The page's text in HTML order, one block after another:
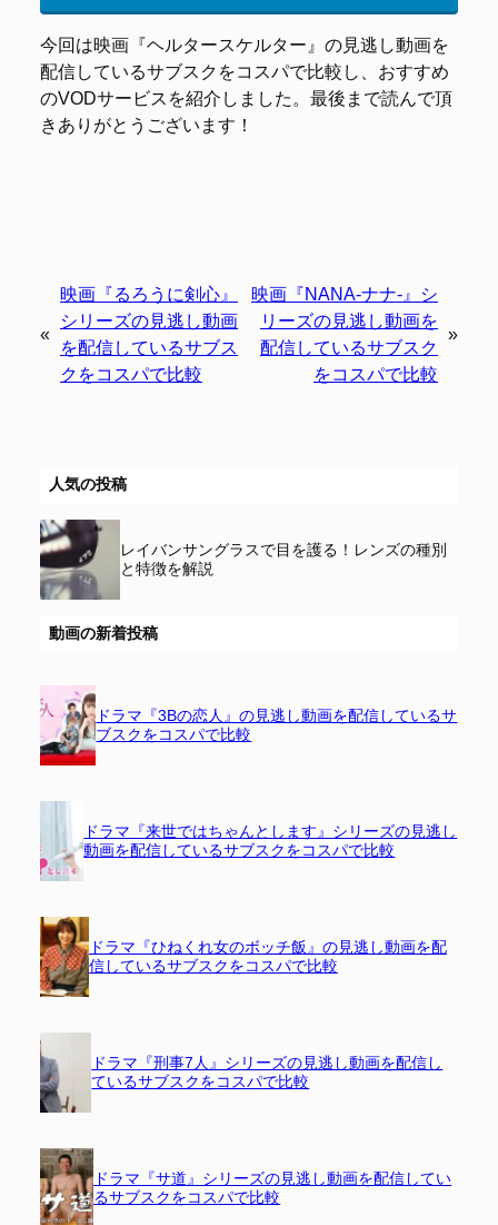
今回は映画『ヘルタースケルター』の見逃し動画を
配信しているサブスクをコスパで比較し、おすすめ
のVODサービスを紹介しました。最後まで読んで頂
きありがとうございます！
«
映画『るろうに剣心』
シリーズの見逃し動画
を配信しているサブス
クをコスパで比較
映画『NANA-ナナ-』シ
リーズの見逃し動画を
配信しているサブスク
をコスパで比較
»
人気の投稿
レイバンサングラスで目を護る！レンズの種別
と特徴を解説
動画の新着投稿
ドラマ『3Bの恋人』の見逃し動画を配信しているサ
ブスクをコスパで比較
ドラマ『来世ではちゃんとします』シリーズの見逃し
動画を配信しているサブスクをコスパで比較
ドラマ『ひねくれ女のボッチ飯』の見逃し動画を配
信しているサブスクをコスパで比較
ドラマ『刑事7人』シリーズの見逃し動画を配信し
ているサブスクをコスパで比較
ドラマ『サ道』シリーズの見逃し動画を配信してい
るサブスクをコスパで比較